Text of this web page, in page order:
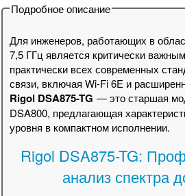
Подробное описание
Для инженеров, работающих в
7,5 ГГц является критически
практически всех современных
связи, включая Wi-Fi 6E и
Rigol DSA875-TG — это старшая
DSA800, предлагающая
уровня в компактном исполнении.
Rigol DSA875-TG:
анализ спектра